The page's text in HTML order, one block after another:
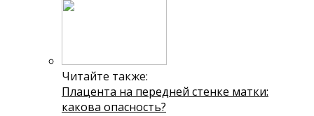
Читайте также:
Плацента на передней стенке матки:
какова опасность?